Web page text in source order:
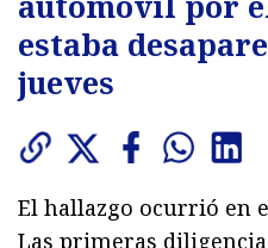
estaba
jueves
El hallazgo ocurrió en
Las primeras